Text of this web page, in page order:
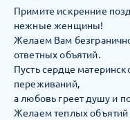
Примите искренние
нежные женщины!
Желаем Вам
ответных объятий.
Пусть сердце
переживаний,
а любовь греет душу и
Желаем теплых объятий